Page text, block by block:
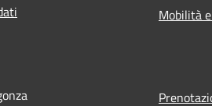
Mobilità